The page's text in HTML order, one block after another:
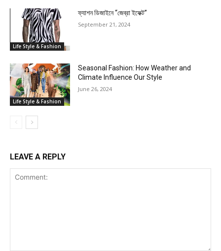
Life Style & Fashion
ফ্যাশন ডিজাইনে “জেব্রা ইফেক্ট”
September 21, 2024
Life Style & Fashion
Seasonal Fashion: How Weather and
Climate Influence Our Style
June 26, 2024
LEAVE A REPLY